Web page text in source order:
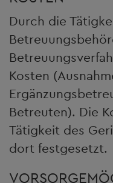
Durch die
Kosten
Betreuten). Die
Tätigkeit des
dort festgesetzt.